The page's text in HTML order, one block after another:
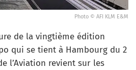
Photo © AFI KLM E&M
de la vingtième édition
qui se tient à Hambourg du 2
l’Aviation revient sur les